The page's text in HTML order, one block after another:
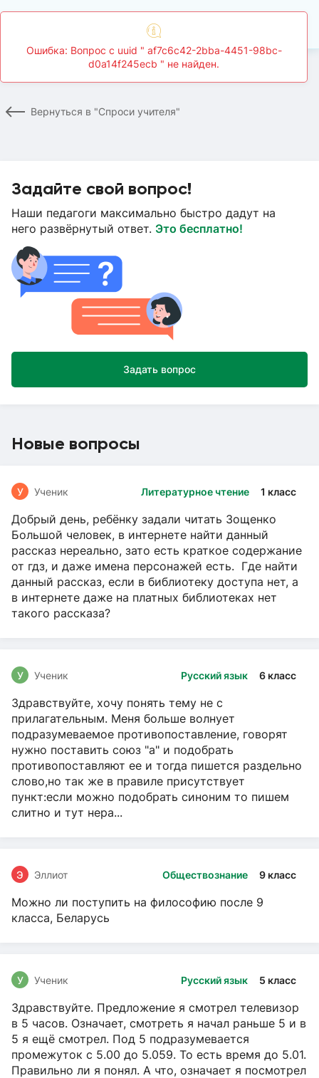
Спроси учителя Страница вопроса
Вернуться в "Спроси учителя"
Задайте свой вопрос!
Наши педагоги максимально быстро дадут на
него развёрнутый ответ. Это бесплатно!
Задать вопрос
Новые вопросы
Литературное чтение 1 класс
У Ученик
Добрый день, ребёнку задали читать Зощенко
Большой человек, в интернете найти данный
рассказ нереально, зато есть краткое содержание
от гдз, и даже имена персонажей есть. Где найти
данный рассказ, если в библиотеку доступа нет, а
в интернете даже на платных библиотеках нет
такого рассказа?
Русский язык 6 класс
У Ученик
Здравствуйте, хочу понять тему не с
прилагательным. Меня больше волнует
подразумеваемое противопоставление, говорят
нужно поставить союз "а" и подобрать
противопоставляют ее и тогда пишется раздельно
слово,но так же в правиле присутствует
пункт:если можно подобрать синоним то пишем
слитно и тут нера...
Обществознание 9 класс
Э Эллиот
Можно ли поступить на философию после 9
класса, Беларусь
Русский язык 5 класс
У Ученик
Здравствуйте. Предложение я смотрел телевизор
в 5 часов. Означает, смотреть я начал раньше 5 и в
5 я ещё смотрел. Под 5 подразумевается
промежуток с 5.00 до 5.059. То есть время до 5.01.
Правильно ли я понял. А что, означает я посмотрел